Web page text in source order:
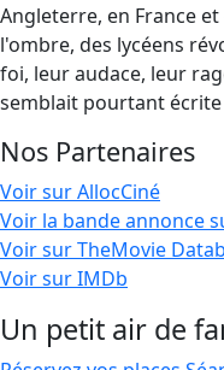
Angleterre, en France
l'ombre, des lycéens
foi, leur audace, leur
semblait pourtant écrite
Nos Partenaires
Voir sur AllocCiné
Voir la bande annonce
Voir sur TheMovie
Voir sur IMDb
Un petit air de